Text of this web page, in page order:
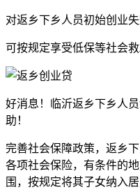
对返乡下乡人员初始创业
可按规定享受低保等社会
好消息！临沂返乡下乡人
助！
完善社会保障政策，返乡
各项社会保险，有条件的
围，按规定将其子女纳入